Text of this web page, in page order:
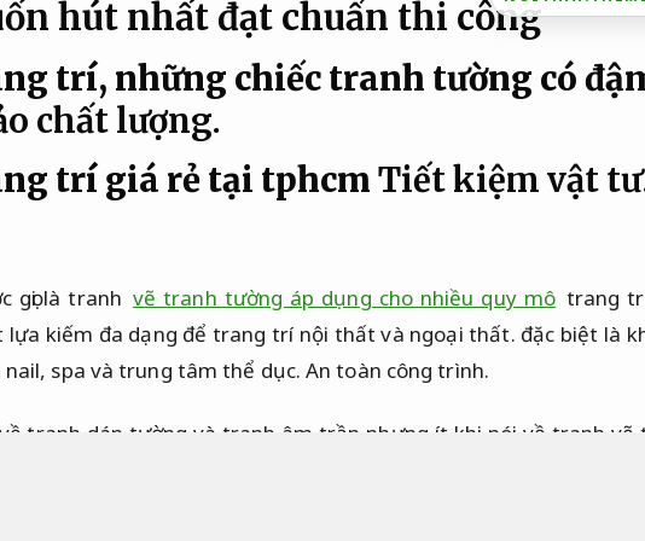
hút nhất đạt chuẩn thi công
trí, những chiếc tranh tường có
chất lượng.
trí giá rẻ tại tphcm Tiết kiệm vật
gọi là tranh vẽ tranh tường áp dụng cho nhiều quy mô trang
kiếm đa dạng để trang trí nội thất và ngoại thất. đặc biệt là
spa và trung tâm thể dục.An toàn công trình.
tranh dán tường và tranh âm trần nhưng ít khi nói về tranh vẽ